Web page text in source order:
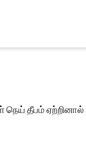
நெய் தீபம்